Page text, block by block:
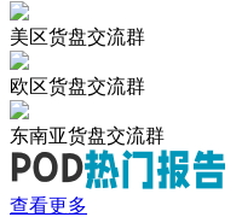
美区货盘交流群
欧区货盘交流群
东南亚货盘交流群
查看更多